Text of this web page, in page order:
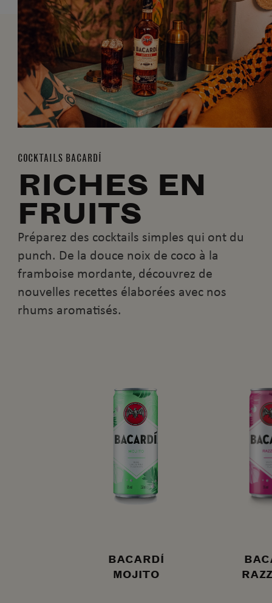
COCKTAILS BACARDÍ
RICHES EN
FRUITS
Préparez des cocktails simples qui ont du
punch. De la douce noix de coco à la
framboise mordante, découvrez de
nouvelles recettes élaborées avec nos
rhums aromatisés.
BACARDÍ
MOJITO